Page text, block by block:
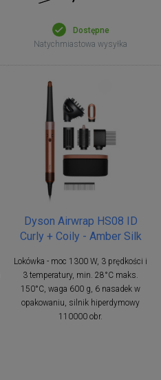
Dostępne
Natychmiastowa wysyłka
Dyson Airwrap HS08 ID
Curly + Coily - Amber Silk
Lokówka - moc 1300 W, 3 prędkości i
3 temperatury, min. 28°C maks.
150°C, waga 600 g, 6 nasadek w
opakowaniu, silnik hiperdymowy
110000 obr.